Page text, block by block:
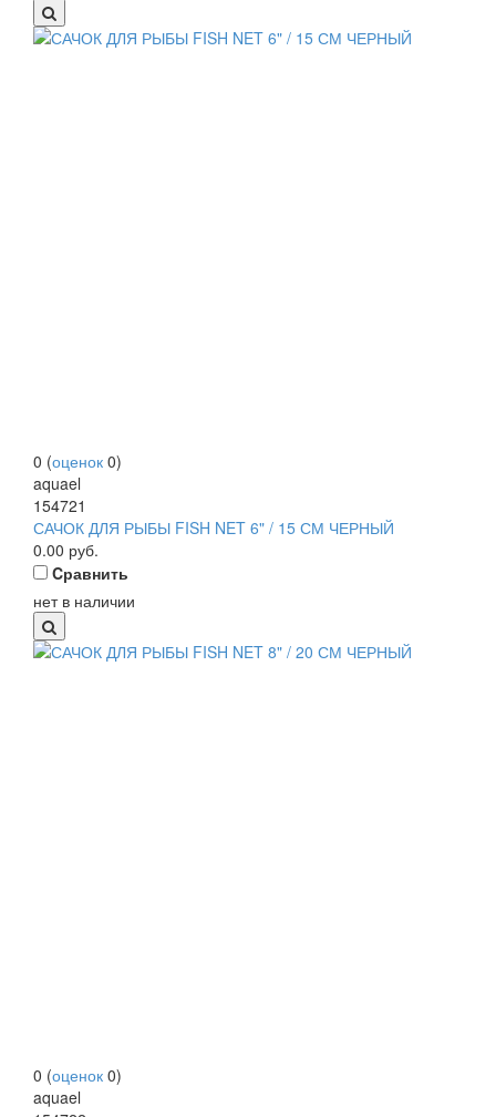
0 (оценок 0)
aquael
154721
САЧОК ДЛЯ РЫБЫ FISH NET 6" / 15 СМ ЧЕРНЫЙ
0.00 руб.
Cравнить
нет в наличии
0 (оценок 0)
aquael